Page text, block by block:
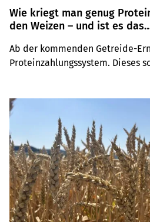
Wie kriegt man genug
den Weizen – und ist es das
Ab der kommenden Getreide-
Proteinzahlungssystem. Dieses
Brotweizen sorgen – und ist es
Qualitätsmass?